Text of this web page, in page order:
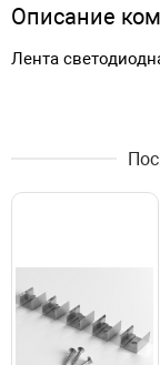
Описание
Лента